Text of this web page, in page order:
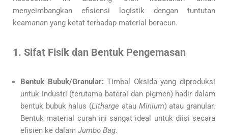
menyeimbangkan efisiensi logistik dengan tuntutan
keamanan yang ketat terhadap material beracun.
1. Sifat Fisik dan Bentuk Pengemasan
Bentuk Bubuk/Granular: Timbal Oksida yang diproduksi
untuk industri (terutama baterai dan pigmen) hadir dalam
bentuk bubuk halus (Litharge atau Minium) atau granular.
Bentuk material curah ini sangat ideal untuk diisi secara
efisien ke dalam Jumbo Bag.